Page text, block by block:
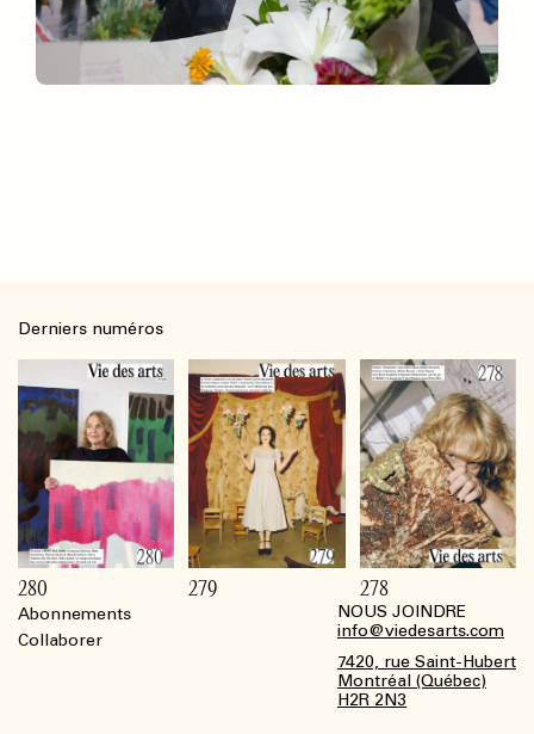
Abonnements
Collaborer
NOUS JOINDRE
info@viedesarts.com
7420, rue Saint-Hubert
Montréal (Québec)
H2R 2N3
Derniers numéros
280 279 278